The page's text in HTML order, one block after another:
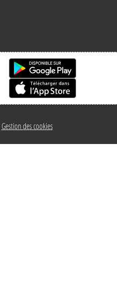
Gestion des cookies